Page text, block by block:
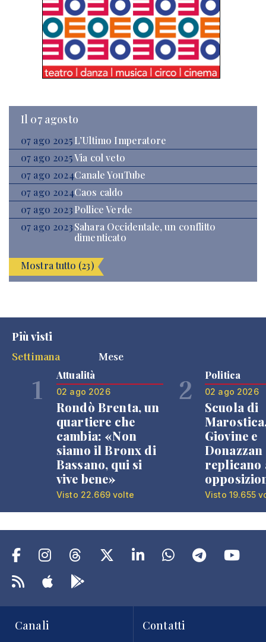
Il 07 agosto
07 ago 2025 L’Ultimo Imperatore
07 ago 2025Via col veto
07 ago 2024Canale YouTube
07 ago 2024Caos caldo
07 ago 2023Pollice Verde
07 ago 2023Sahara Occidentale, un conflitto
dimenticato
Mostra tutto (23)
Più visti
Settimana
Mese
1 Attualità
02 ago 2026
Rondò Brenta, un
quartiere che
cambia: «Non
siamo il Bronx di
Bassano, qui si
vive bene»
Visto 22.669 volte
2 Politica
02 ago 2026
Scuola di
Giovine e
Donazzan
replicano
Visto 19.655
Canali Contatti